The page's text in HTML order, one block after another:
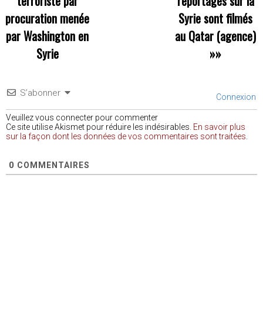
procuration menée
par Washington en
Syrie
Syrie sont filmés
au Qatar (agence)
»»
S’abonner Connexion
Veuillez vous connecter pour commenter
Ce site utilise Akismet pour réduire les indésirables. En savoir plus
sur la façon dont les données de vos commentaires sont traitées
0 COMMENTAIRES